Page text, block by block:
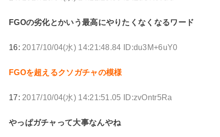
FGOの劣化とかいう最高にやりたくなくなるワード
16: 2017/10/04(水) 14:21:48.84 ID:du3M+6uY0
FGOを超えるクソガチャの模様
17: 2017/10/04(水) 14:21:51.05 ID:zvOntr5Ra
やっぱガチャって大事なんやね